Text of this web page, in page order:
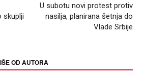
skuplji
U subotu novi protest protiv
nasilja, planirana šetnja do
Vlade Srbije
OD AUTORA